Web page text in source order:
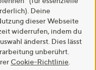
Jeans 5-Pocket-
Deine
dieser Webseite
widerrufen, indem du
änderst. Dies lässt
unberührt.
Cookie-Richtlinie